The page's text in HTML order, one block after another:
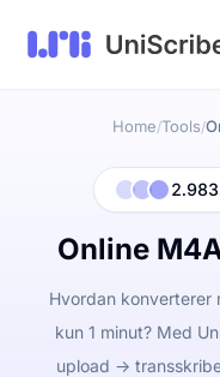
Home/Tools/
Online
Hvordan konverterer
kun 1 minut? Med
upload ->